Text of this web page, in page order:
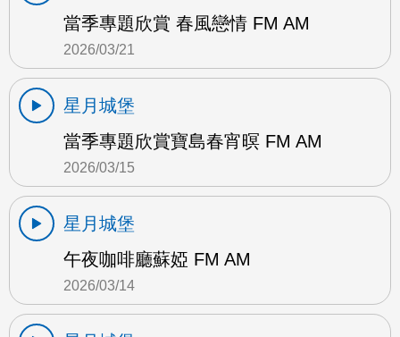
當季專題欣賞 春風戀情 FM AM
2026/03/21
星月城堡
當季專題欣賞寶島春宵暝 FM AM
2026/03/15
星月城堡
午夜咖啡廳蘇婭 FM AM
2026/03/14